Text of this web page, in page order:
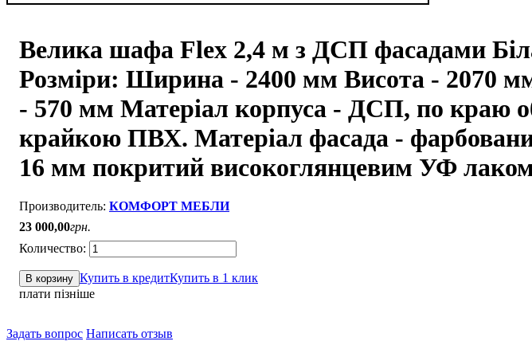
Велика шафа Flex 2,4 м з ДСП фасадами
Розміри: Ширина - 2400 мм Висота - 2070
- 570 мм Матеріал корпуса - ДСП, по краю
крайкою ПВХ. Матеріал фасада -
16 мм покритий високоглянцевим УФ
КОМФОРТ МЕБЛИ
23 000,00грн.
В корзину Купить в кредитКупить в 1 клик
плати пізніше
Задать вопрос Написать отзыв